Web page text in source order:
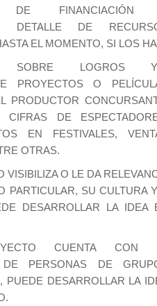
DE FINANCIACIÓN
DETALLE DE
EL MOMENTO, SI LOS
SOBRE LOGROS
PROYECTOS O
PRODUCTOR
CIFRAS DE
EN FESTIVALES,
OTRAS.
VISIBILIZA O LE DA
PARTICULAR, SU CULTURA
DESARROLLAR LA IDEA
CUENTA CON
DE PERSONAS DE
PUEDE DESARROLLAR LA